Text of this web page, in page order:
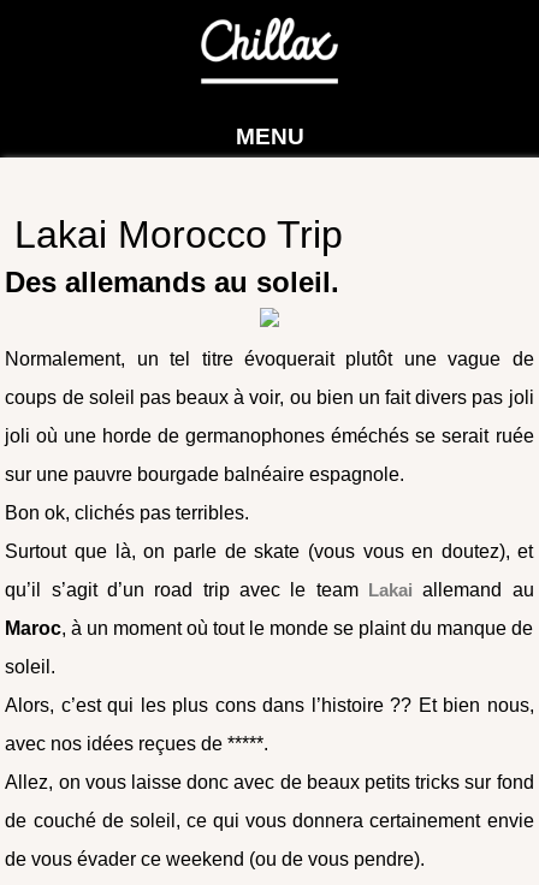
MENU
Lakai Morocco Trip
Des allemands au soleil.
Normalement, un tel titre évoquerait plutôt une vague de
coups de soleil pas beaux à voir, ou bien un fait divers pas joli
joli où une horde de germanophones éméchés se serait ruée
sur une pauvre bourgade balnéaire espagnole.
Bon ok, clichés pas terribles.
Surtout que là, on parle de skate (vous vous en doutez), et
qu’il s’agit d’un road trip avec le team Lakaiallemand au
Maroc, à un moment où tout le monde se plaint du manque de
soleil.
Alors, c’est qui les plus cons dans l’histoire ?? Et bien nous,
avec nos idées reçues de *****.
Allez, on vous laisse donc avec de beaux petits tricks sur fond
de couché de soleil, ce qui vous donnera certainement envie
de vous évader ce weekend (ou de vous pendre).